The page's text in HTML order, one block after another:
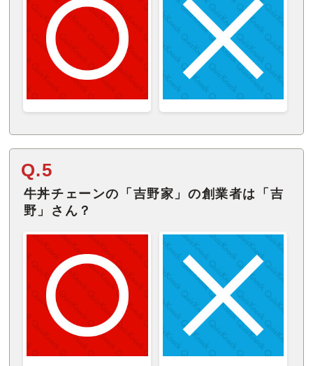
Q.5
牛丼チェーンの「吉野家」の創業者は「吉
野」さん？